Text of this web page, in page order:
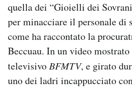
quella dei “Gioielli dei
per minacciare il personale di
come ha raccontato la
Beccuau. In un video
televisivoBFMTV, e girato
uno dei ladri incappucciato